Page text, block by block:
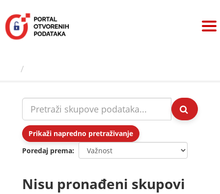
sadržaj
Prikaži napredno pretraživanje
Poredaj prema
Nisu pronađeni skupovi